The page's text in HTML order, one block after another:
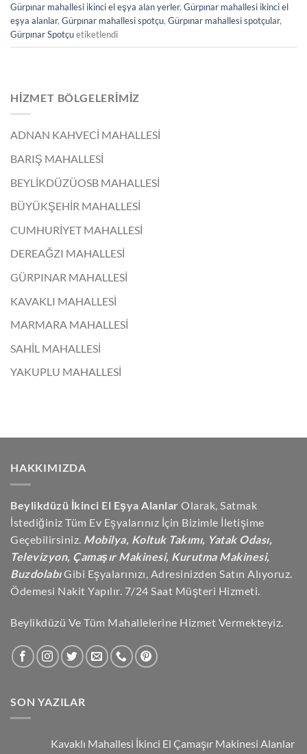
Gürpınar mahallesi ikinci el eşya alan yerler, Gürpınar mahallesi ikinci el
eşya alanlar, Gürpınar mahallesi spotçu, Gürpınar mahallesi spotçular,
Gürpınar Spotçuetiketlendi
HIZMET BÖLGELERIMIZ
ADNAN KAHVECİ MAHALLESİ
BARIŞ MAHALLESİ
BEYLİKDÜZÜOSB MAHALLESİ
BÜYÜKŞEHİR MAHALLESİ
CUMHURİYET MAHALLESİ
DEREAĞZI MAHALLESİ
GÜRPINAR MAHALLESİ
KAVAKLI MAHALLESİ
MARMARA MAHALLESİ
SAHİL MAHALLESİ
YAKUPLU MAHALLESİ
HAKKIMIZDA
Beylikdüzü İkinci El Eşya Alanlar Olarak, Satmak
İstediğiniz Tüm Ev Eşyalarınız İçin Bizimle İletişime
Geçebilirsiniz. Mobilya, Koltuk Takımı, Yatak Odası,
Televizyon, Çamaşır Makinesi, Kurutma Makinesi,
BuzdolabıGibi Eşyalarınızı, Adresinizden Satın Alıyoruz.
Ödemesi Nakit Yapılır. 7/24 Saat Müşteri Hizmeti.
Beylikdüzü Ve Tüm Mahallelerine Hizmet Vermekteyiz.
SON YAZILAR
Kavaklı Mahallesi İkinci El Çamaşır Makinesi Alanlar